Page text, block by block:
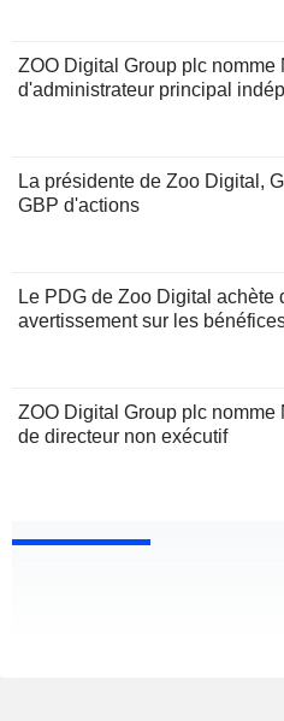
ZOO Digital Group plc
d'administrateur principal
La présidente de Zoo Digital,
GBP d'actions
Le PDG de Zoo Digital achète
avertissement sur les
ZOO Digital Group plc
de directeur non exécutif